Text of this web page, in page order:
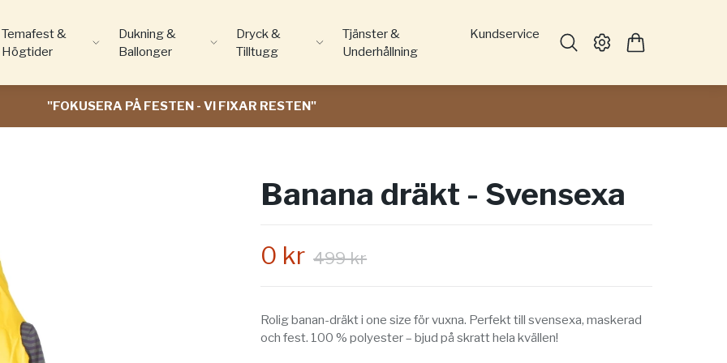
Temafest &
Högtider
Dukning &
Ballonger
Dryck &
Tilltugg
Tjänster &
Underhållning
Kundservice
"FOKUSERA PÅ FESTEN - VI FIXAR RESTEN"
Banana dräkt - Svensexa
0 kr 499 kr
Rolig banan-dräkt i one size för vuxna. Perfekt till svensexa, maskerad
och fest. 100 % polyester – bjud på skratt hela kvällen!